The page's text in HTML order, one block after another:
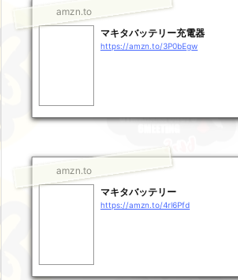
amzn.to
マキタバッテリー充電器
https://amzn.to/3P0bEgw
amzn.to
マキタバッテリー
https://amzn.to/4rl6Pfd